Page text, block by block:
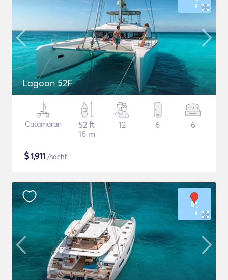
Lagoon 52F
Catamaran
52 ft
16 m
12 6 6
$1,911 /nacht